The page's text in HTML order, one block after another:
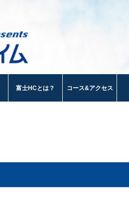
富士HCとは？ コース&アクセス